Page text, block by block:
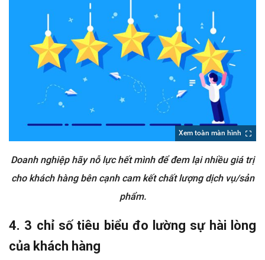
Xem toàn màn hình
Doanh nghiệp hãy nỗ lực hết mình để đem lại nhiều giá trị
cho khách hàng bên cạnh cam kết chất lượng dịch vụ/sản
phẩm.
4. 3 chỉ số tiêu biểu đo lường sự hài lòng
của khách hàng